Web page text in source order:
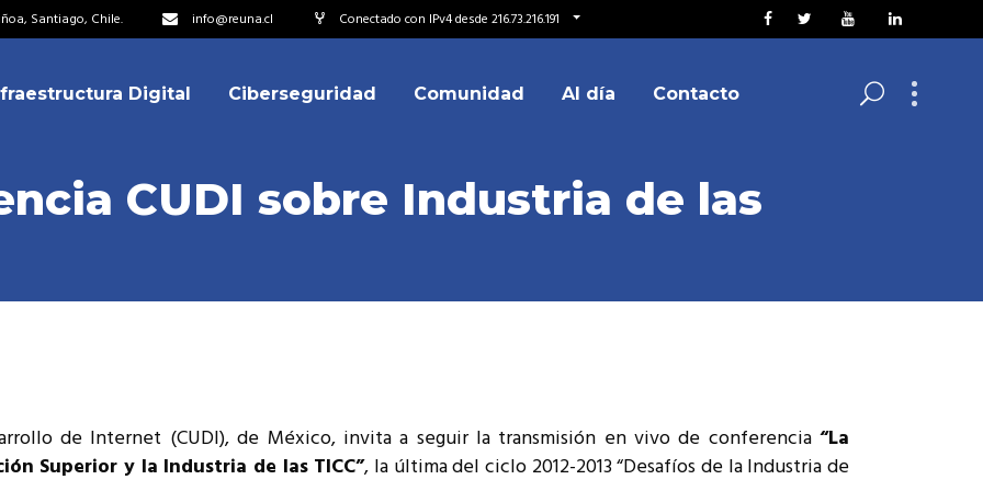
Santiago, Chile. info@reuna.cl Conectado con IPv4 desde 216.73.216.191
de Colaboración
Digital Ciberseguridad Comunidad Al día Contacto
CUDI sobre Industria de las
de Internet (CUDI), de México, invita a seguir la transmisión en vivo de conferencia “La
Superior y la Industria de las TICC”, la última del ciclo 2012-2013 “Desafíos de la Industria de